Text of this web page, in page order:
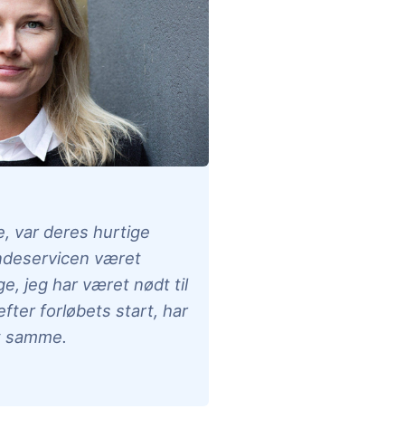
var deres hurtige
været
jeg har været nødt til
forløbets start, har